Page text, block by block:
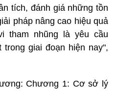
tích, đánh giá những tồn
pháp nâng cao hiệu quả
tham nhũng là yêu cầu
trong giai đoạn hiện nay",
Chương 1: Cơ sở lý